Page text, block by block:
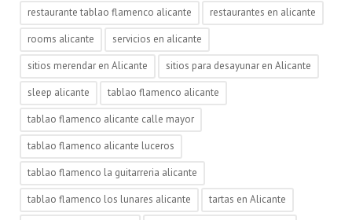
restaurante tablao flamenco alicante
restaurantes en alicante
rooms alicante
servicios en alicante
sitios merendar en Alicante
sitios para desayunar en Alicante
sleep alicante
tablao flamenco alicante
tablao flamenco alicante calle mayor
tablao flamenco alicante luceros
tablao flamenco la guitarreria alicante
tablao flamenco los lunares alicante
tartas en Alicante